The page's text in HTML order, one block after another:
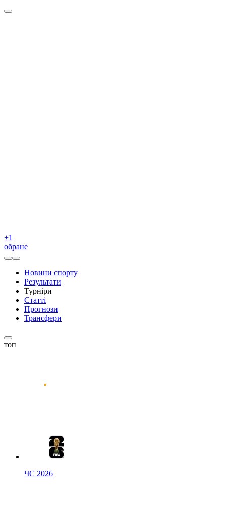
+1
обране
Новини спорту
Результати
Турніри
Статті
Прогнози
Трансфери
топ
ЧС 2026